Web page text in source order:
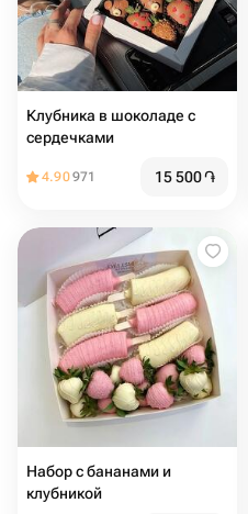
Клубника в шоколаде с
сердечками
4.90971 15 500֏
Набор с бананами и
клубникой